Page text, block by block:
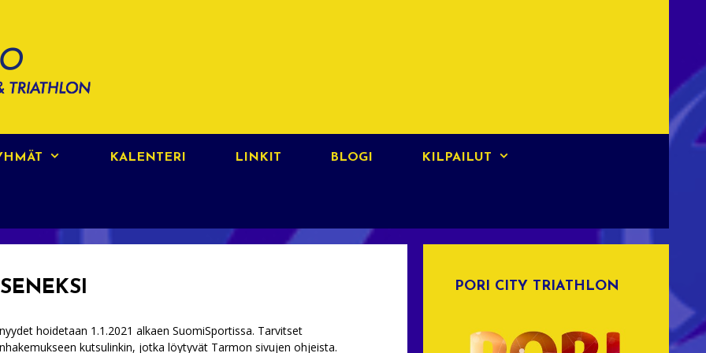
KALENTERI LINKIT BLOGI KILPAILUT
hoidetaan 1.1.2021 alkaen SuomiSportissa. Tarvitset
kutsulinkin, jotka löytyvät Tarmon sivujen ohjeista.
PORI CITY TRIATHLON